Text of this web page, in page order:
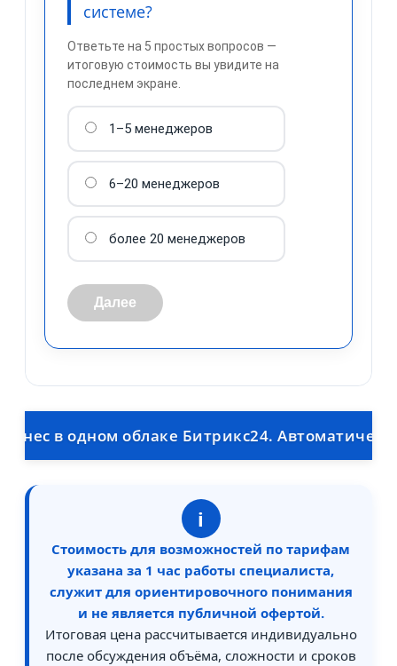
системе?
Ответьте на 5 простых вопросов —
итоговую стоимость вы увидите на
последнем экране.
1–5 менеджеров
6–20 менеджеров
более 20 менеджеров
Далее
обработку персональных
облаке Битрикс24.
i
Стоимость для возможностей по тарифам
указана за 1 час работы специалиста,
служит для ориентировочного понимания
и не является публичной офертой.
Итоговая цена рассчитывается индивидуально
после обсуждения объёма, сложности и сроков